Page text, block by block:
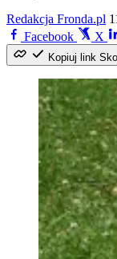
Redakcja Fronda.pl
Facebook
X
Kopiuj link